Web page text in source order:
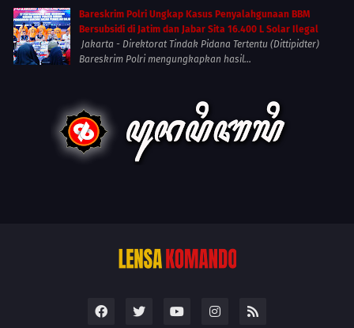
Bareskrim Polri Ungkap Kasus Penyalahgunaan BBM
Bersubsidi di Jatim dan Jabar Sita 16.400 L Solar Ilegal
Jakarta - Direktorat Tindak Pidana Tertentu (Dittipidter)
Bareskrim Polri mengungkapkan hasil...